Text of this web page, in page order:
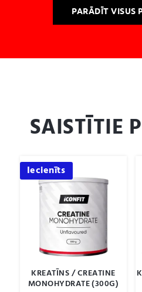
PARĀDĪT VISUS
SAISTĪTIE
Iecienīts
KREATĪNS / CREATINE
MONOHYDRATE (300G)